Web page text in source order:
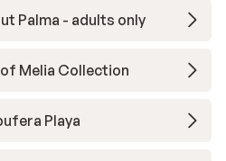
Palma - adults only
Melia Collection
Playa